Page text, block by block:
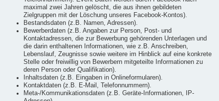
maximal zwei Jahren gelöscht, die aus ihnen gebildeten
Zielgruppen mit der Löschung unseres Facebook-Kontos).
Bestandsdaten (z.B. Namen, Adressen).
Bewerberdaten (z.B. Angaben zur Person, Post- und
Kontaktadressen, die zur Bewerbung gehörenden Unterlagen und
die darin enthaltenen Informationen, wie z.B. Anschreiben,
Lebenslauf, Zeugnisse sowie weitere im Hinblick auf eine konkrete
Stelle oder freiwillig von Bewerbern mitgeteilte Informationen zu
deren Person oder Qualifikation).
Inhaltsdaten (z.B. Eingaben in Onlineformularen).
Kontaktdaten (z.B. E-Mail, Telefonnummern).
Meta-/Kommunikationsdaten (z.B. Geräte-Informationen, IP-